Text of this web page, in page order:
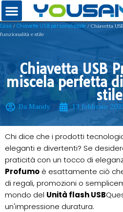
Casa / Chiavette USB personalizzate / Chiavetta
funzionalità e stile
Chiavetta USB
miscela perfetta
stile
Da Mandy 13 febbraio
Chi dice che i prodotti
eleganti e divertenti? Se
praticità con un tocco di
Profumo è esattamente ciò
di regali, promozioni o
mondo del Unità flash USB
un'impressione duratura.